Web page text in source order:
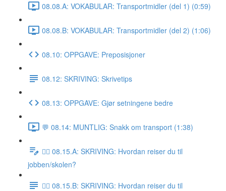
08.08.A: VOKABULAR: Transportmidler (del 1) (0:59)
08.08.B: VOKABULAR: Transportmidler (del 2) (1:06)
08.10: OPPGAVE: Preposisjoner
08.12: SKRIVING: Skrivetips
08.13: OPPGAVE: Gjør setningene bedre
💬 08.14: MUNTLIG: Snakk om transport (1:38)
✍🏼 08.15.A: SKRIVING: Hvordan reiser du til
jobben/skolen?
✍🏼 08.15.B: SKRIVING: Hvordan reiser du til